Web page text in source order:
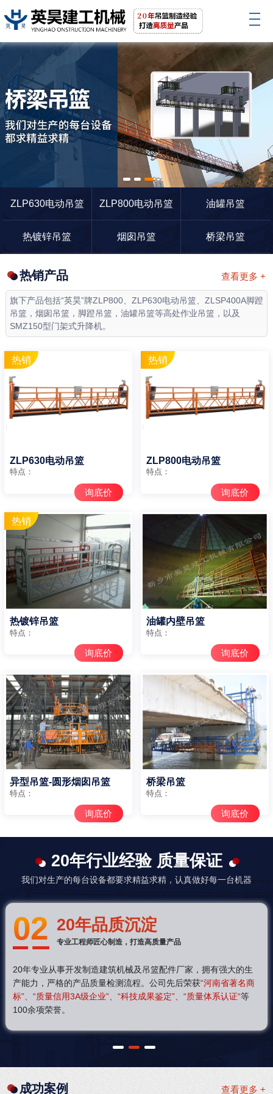
1 2 3
ZLP630电动吊篮
ZLP800电动吊篮 油罐吊篮
热镀锌吊篮 烟囱吊篮 桥梁吊篮
查看更多 +
热销产品
旗下产品包括“英昊”牌ZLP800、ZLP630电动吊篮、ZLSP400A脚蹬
吊篮，烟囱吊篮，脚蹬吊篮，油罐吊篮等高处作业吊篮，以及
SMZ150型门架式升降机。
ZLP630电动吊篮
特点：
询底价
ZLP800电动吊篮
特点：
询底价
热镀锌吊篮
特点：
询底价
油罐内壁吊篮
特点：
询底价
异型吊篮-圆形烟囱吊篮
特点：
询底价
桥梁吊篮
特点：
询底价
20年行业经验 质量保证
我们对生产的每台设备都要求精益求精，认真做好每一台机器
02 20年品质沉淀
专业工程师匠心制造，打造高质量产品
20年专业从事开发制造建筑机械及吊篮配件厂家，拥有强大的生
产能力，严格的产品质量检测流程。公司先后荣获“河南省著名商
标”、“质量信用3A级企业”、“科技成果鉴定”、“质量体系认证“等
100余项荣誉。
1 2 3
查看更多 +
成功案例